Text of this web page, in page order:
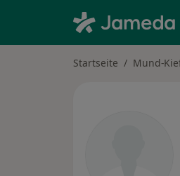
Startseite Mund-